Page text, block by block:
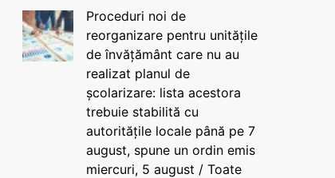
Proceduri noi de
reorganizare pentru unitățile
de învățământ care nu au
realizat planul de
școlarizare: lista acestora
trebuie stabilită cu
autoritățile locale până pe 7
august, spune un ordin emis
miercuri, 5 august / Toate